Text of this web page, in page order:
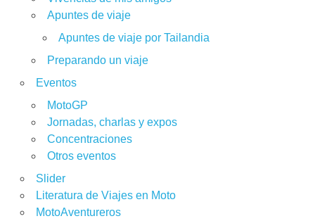
Apuntes de viaje
Apuntes de viaje por Tailandia
Preparando un viaje
Eventos
MotoGP
Jornadas, charlas y expos
Concentraciones
Otros eventos
Slider
Literatura de Viajes en Moto
MotoAventureros